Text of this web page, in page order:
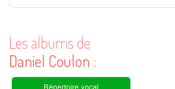
Les albums de
Daniel Coulon :